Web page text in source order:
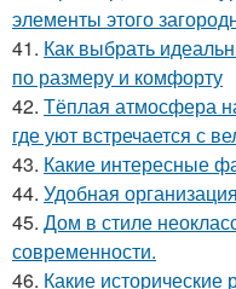
элементы этого
41. Как выбрать
по размеру и комфорту
42. Тёплая атмосфера
где уют встречается с
43. Какие интересные
44. Удобная
45. Дом в стиле
современности.
46. Какие